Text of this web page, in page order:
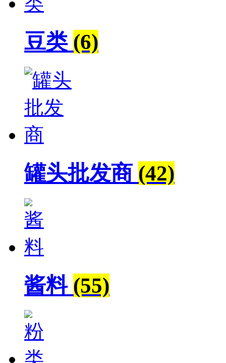
豆类 (6)
罐头批发商 (42)
酱料 (55)